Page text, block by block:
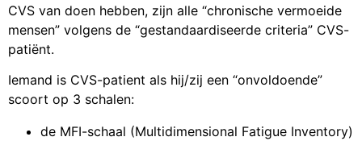
CVS van doen hebben, zijn alle “chronische vermoeide
mensen” volgens de “gestandaardiseerde criteria” CVS-
patiënt.
Iemand is CVS-patient als hij/zij een “onvoldoende”
scoort op 3 schalen:
de MFI-schaal (Multidimensional Fatigue Inventory)